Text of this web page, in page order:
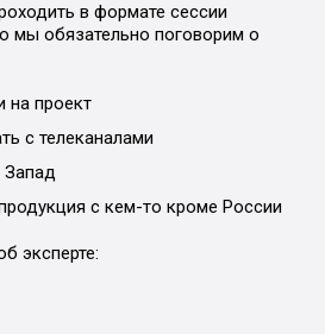
в формате сессии
мы обязательно поговорим о
на проект
с телеканалами
с кем-то кроме России
эксперте: